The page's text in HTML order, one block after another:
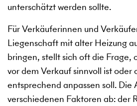
unterschätzt werden sollte.
Für Verkäuferinnen und
Liegenschaft mit alter Heizung
bringen, stellt sich oft die Frage,
vor dem Verkauf sinnvoll ist oder
entsprechend anpassen soll. Die
verschiedenen Faktoren ab: der